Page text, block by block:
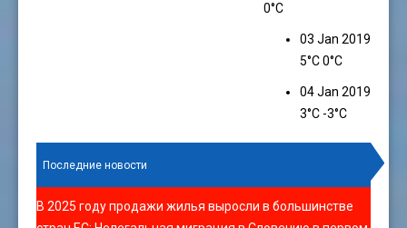
0°C
03 Jan 2019
5°C0°C
04 Jan 2019
3°C -3°C
Последние новости
В 2025 году продажи жилья выросли в большинстве